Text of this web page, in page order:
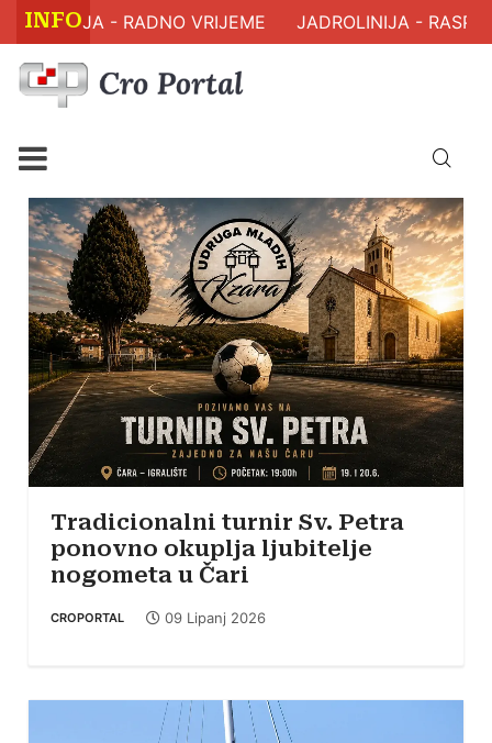
INFO- RADNO VRIJEME JADROLINIJA -
Tradicionalni turnir Sv. Petra
ponovno okuplja ljubitelje
nogometa u Čari
CROPORTAL 09 Lipanj 2026